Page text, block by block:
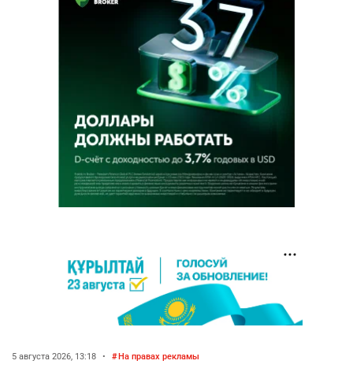
5 августа 2026, 13:18 • На правах рекламы